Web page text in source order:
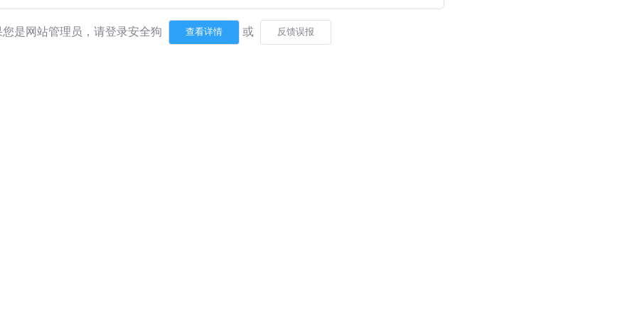
您是网站管理员，请登录安全狗 或